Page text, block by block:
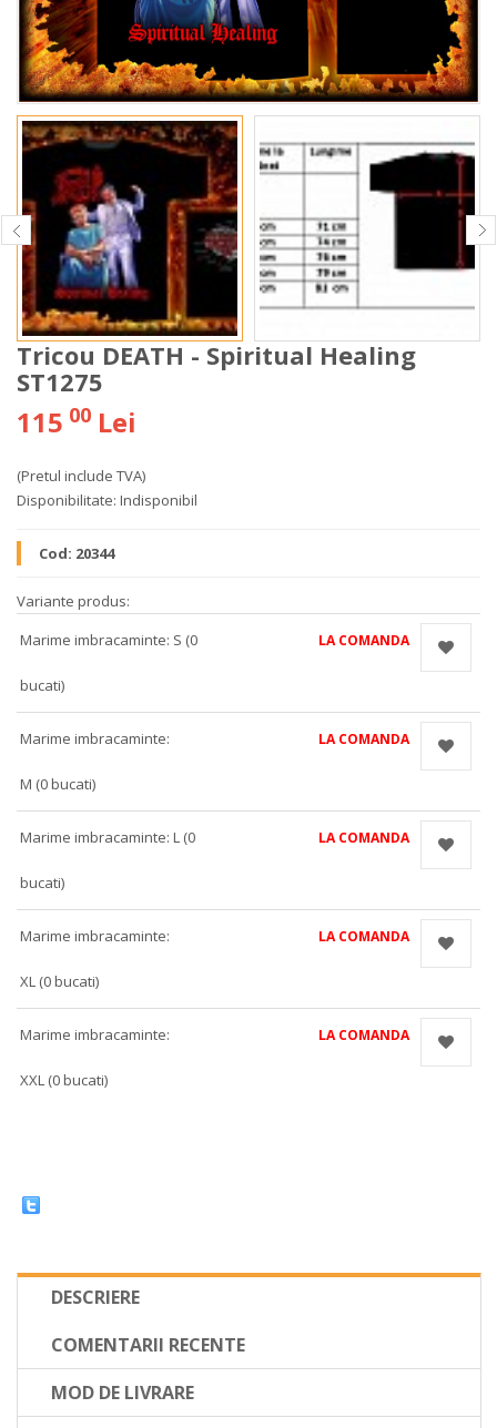
Tricou DEATH - Spiritual Healing
ST1275
115 00 Lei
(Pretul include TVA)
Disponibilitate: Indisponibil
Cod: 20344
Variante produs:
Marime imbracaminte: S (0
bucati)
LA COMANDA
Marime imbracaminte:
M (0 bucati)
LA COMANDA
Marime imbracaminte: L (0
bucati)
LA COMANDA
Marime imbracaminte:
XL (0 bucati)
LA COMANDA
Marime imbracaminte:
XXL (0 bucati)
LA COMANDA
DESCRIERE
COMENTARII RECENTE
MOD DE LIVRARE